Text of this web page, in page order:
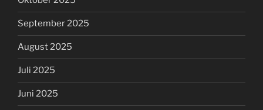
September 2025
August 2025
Juli 2025
Juni 2025